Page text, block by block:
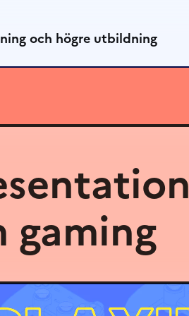
och högre utbildning
gaming